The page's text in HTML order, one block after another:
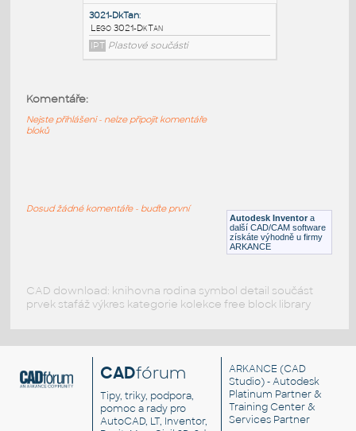
3021-Tan:
Lego 3021-Tan
IPT Plastové součásti
Lego 3021-LtBluishGray
Lego 3021-DkTan
Autodesk Inventor a
další CAD/CAM software
získáte výhodně u firmy
ARKANCE
Komentáře:
Nejste přihlášeni - nelze připojit komentáře
bloků
Dosud žádné komentáře - buďte první
CAD download: knihovna rodina symbol detail součást
prvek stafáž výkres kategorie kolekce free block library
CADfórum
Tipy, triky, podpora,
pomoc a rady pro
AutoCAD, LT, Inventor,
ARKANCE (CAD
Studio) - Autodesk
Platinum Partner &
Training Center &
Services Partner